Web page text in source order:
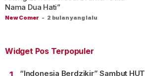
New Comer - 2 bulan yang lalu
Nama Dua Hati”
Widget Pos Terpopuler
“Indonesia Berdzikir” Sambut HUT